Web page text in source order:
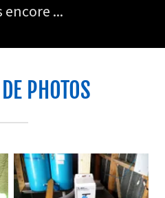
encore ...
PHOTOS